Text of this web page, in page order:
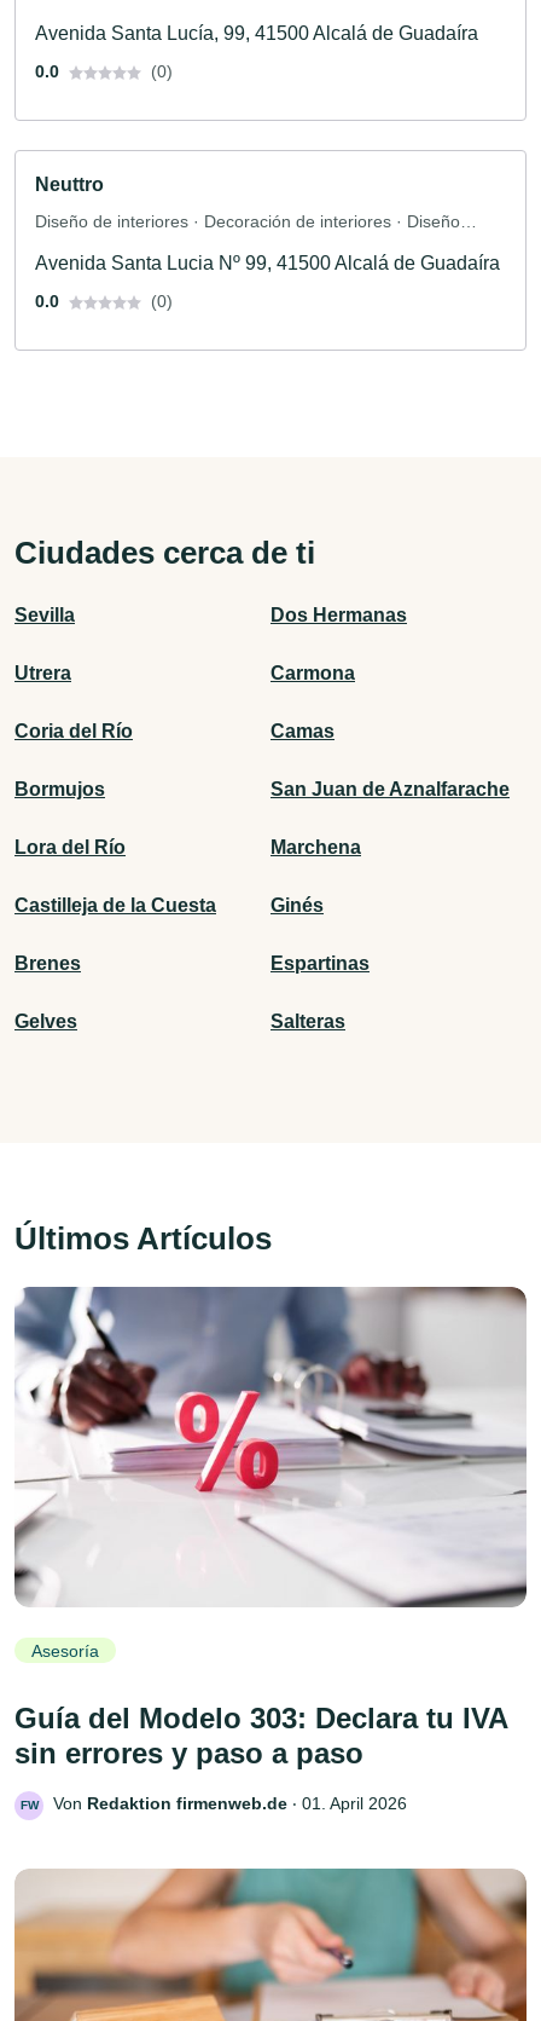
Avenida Santa Lucía, 99, 41500 Alcalá de Guadaíra
0.0 (0)
Neuttro
Diseño de interiores · Decoración de interiores · Diseño
Avenida Santa Lucia Nº 99, 41500 Alcalá de Guadaíra
0.0 (0)
Ciudades cerca de ti
Sevilla Dos Hermanas
Utrera Carmona
Coria del Río Camas
Bormujos San Juan de Aznalfarache
Lora del Río Marchena
Castilleja de la Cuesta Ginés
Brenes Espartinas
Gelves Salteras
Últimos Artículos
Asesoría
Guía del Modelo 303: Declara tu IVA
sin errores y paso a paso
FW Von Redaktion firmenweb.de ‧ 01. April 2026